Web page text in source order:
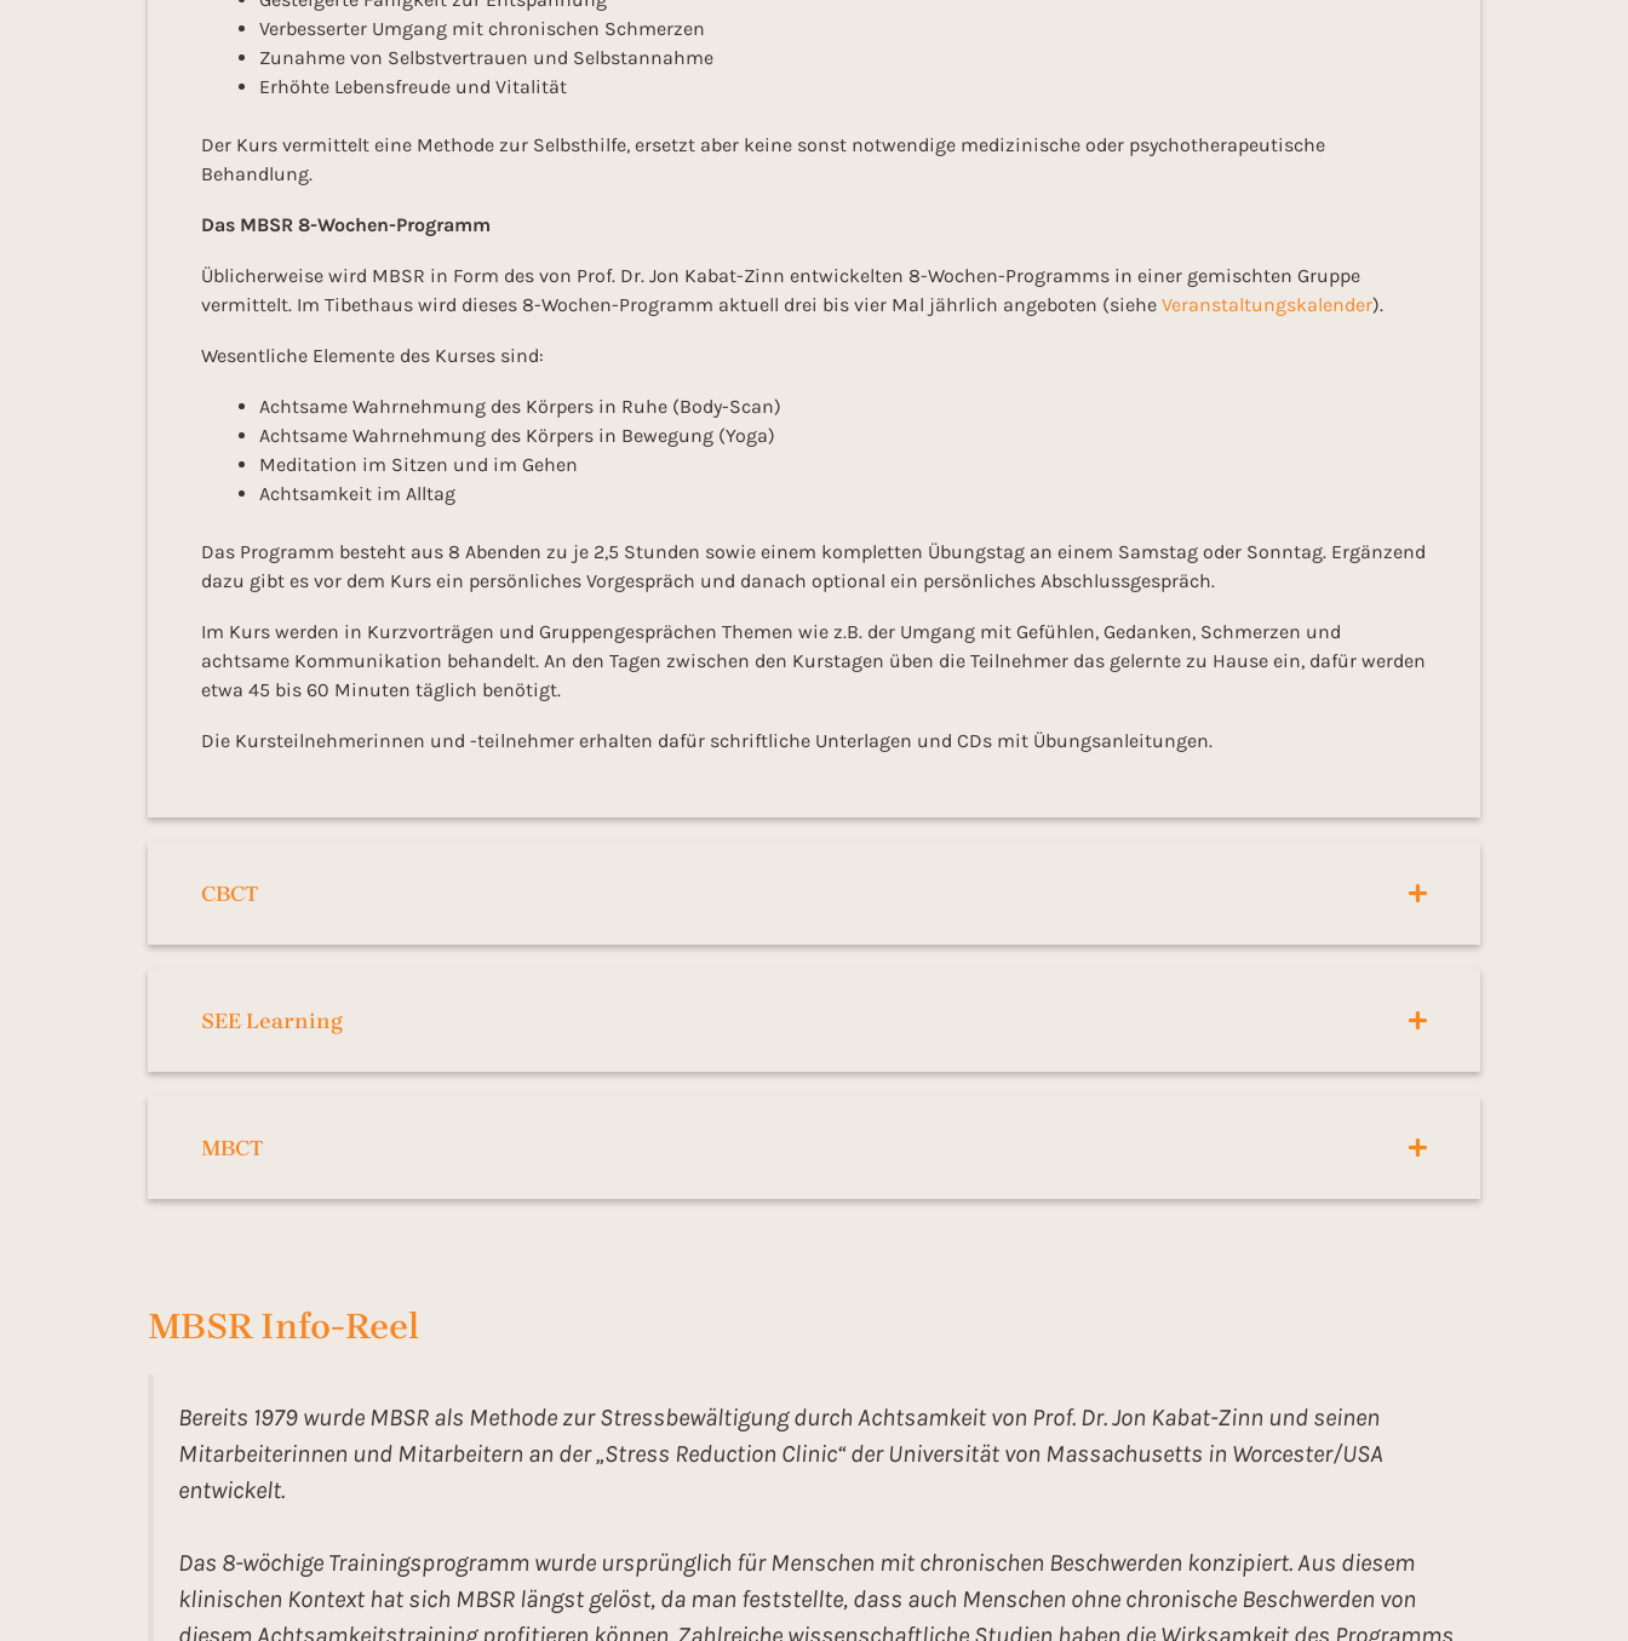
Verbesserter Umgang mit chronischen Schmerzen
Zunahme von Selbstvertrauen und Selbstannahme
Erhöhte Lebensfreude und Vitalität
Der Kurs vermittelt eine Methode zur Selbsthilfe, ersetzt aber keine sonst notwendige medizinische oder psychotherapeutische
Behandlung.
Das MBSR 8-Wochen-Programm
Üblicherweise wird MBSR in Form des von Prof. Dr. Jon Kabat-Zinn entwickelten 8-Wochen-Programms in einer gemischten Gruppe
vermittelt. Im Tibethaus wird dieses 8-Wochen-Programm aktuell drei bis vier Mal jährlich angeboten (siehe Veranstaltungskalender).
Wesentliche Elemente des Kurses sind:
Achtsame Wahrnehmung des Körpers in Ruhe (Body-Scan)
Achtsame Wahrnehmung des Körpers in Bewegung (Yoga)
Meditation im Sitzen und im Gehen
Achtsamkeit im Alltag
Das Programm besteht aus 8 Abenden zu je 2,5 Stunden sowie einem kompletten Übungstag an einem Samstag oder Sonntag. Ergänzend
dazu gibt es vor dem Kurs ein persönliches Vorgespräch und danach optional ein persönliches Abschlussgespräch.
Im Kurs werden in Kurzvorträgen und Gruppengesprächen Themen wie z.B. der Umgang mit Gefühlen, Gedanken, Schmerzen und
achtsame Kommunikation behandelt. An den Tagen zwischen den Kurstagen üben die Teilnehmer das gelernte zu Hause ein, dafür werden
etwa 45 bis 60 Minuten täglich benötigt.
Die Kursteilnehmerinnen und -teilnehmer erhalten dafür schriftliche Unterlagen und CDs mit Übungsanleitungen.
CBCT
SEE Learning
MBCT
MBSR Info-Reel
Bereits 1979 wurde MBSR als Methode zur Stressbewältigung durch Achtsamkeit von Prof. Dr. Jon Kabat-Zinn und seinen
Mitarbeiterinnen und Mitarbeitern an der „Stress Reduction Clinic“ der Universität von Massachusetts in Worcester/USA
entwickelt.
Das 8-wöchige Trainingsprogramm wurde ursprünglich für Menschen mit chronischen Beschwerden konzipiert. Aus diesem
klinischen Kontext hat sich MBSR längst gelöst, da man feststellte, dass auch Menschen ohne chronische Beschwerden von